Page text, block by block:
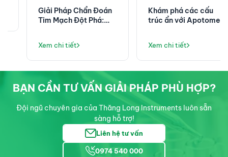
Giải Pháp Chẩn Đoán
Tim Mạch Đột Phá:
Với Máy Điện Tim ELI
380 (Baxter/Mortara)
Xem chi tiết
Khám phá các cấu
trúc ẩn với Apotome
Xem chi tiết
BẠN CẦN TƯ VẤN GIẢI PHÁP PHÙ HỢP?
Đội ngũ chuyên gia của Thăng Long Instruments luôn sẵn
sàng hỗ trợ!
Liên hệ tư vấn
0974 540 000